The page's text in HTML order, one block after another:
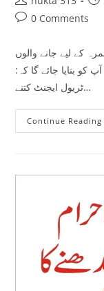
author:
Post0 Comments
کے لیے جانے والوں
بتایا جائے گا کہ:
ٹریول ایجنٹ کتنے…
Continue Reading